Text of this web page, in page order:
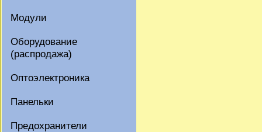
Модули
Оборудование
(распродажа)
Оптоэлектроника
Панельки
Предохранители